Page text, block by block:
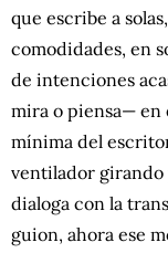
que escribe a
comodidades, en
de intenciones
mira o piensa— en
mínima del
ventilador girando
dialoga con la
guion, ahora ese